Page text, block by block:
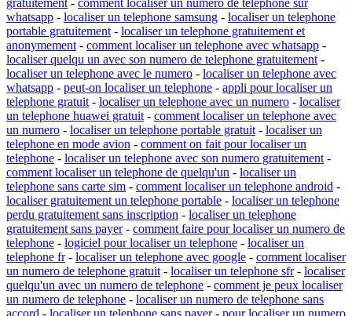
whatsapp - localiser un telephone samsung - localiser un telephone
portable gratuitement - localiser un telephone gratuitement et
anonymement - comment localiser un telephone avec whatsapp -
localiser quelqu un avec son numero de telephone gratuitement -
localiser un telephone avec le numero - localiser un telephone avec
whatsapp - peut-on localiser un telephone - appli pour localiser un
telephone gratuit - localiser un telephone avec un numero - localiser
un telephone huawei gratuit - comment localiser un telephone avec
un numero - localiser un telephone portable gratuit - localiser un
telephone en mode avion - comment on fait pour localiser un
telephone - localiser un telephone avec son numero gratuitement -
comment localiser un telephone de quelqu'un - localiser un
telephone sans carte sim - comment localiser un telephone android -
localiser gratuitement un telephone portable - localiser un telephone
perdu gratuitement sans inscription - localiser un telephone
gratuitement sans payer- comment faire pour localiser un numero de
telephone - logiciel pour localiser un telephone - localiser un
telephone fr- localiser un telephone avec google - comment localiser
un numero de telephone gratuit - localiser un telephone sfr- localiser
quelqu'un avec un numero de telephone - comment je peux localiser
un numero de telephone - localiser un numero de telephone sans
accord - localiser un telephone sans payer- pour localiser un numero